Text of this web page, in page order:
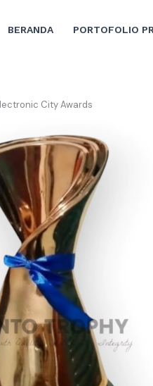
BERANDA PORTOFOLIO
City Awards